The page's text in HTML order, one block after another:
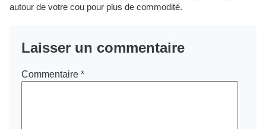
autour de votre cou pour plus de commodité.
Laisser un commentaire
Commentaire *